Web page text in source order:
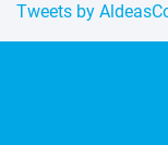
Tweets by